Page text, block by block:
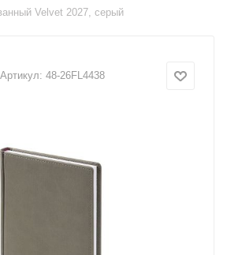
Velvet 2027, серый
Артикул: 48-26FL4438